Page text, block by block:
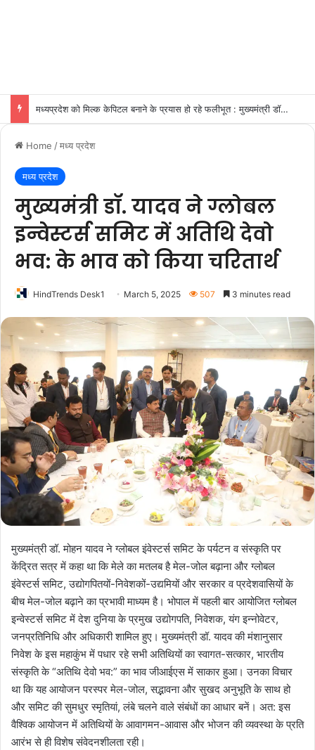
मध्यप्रदेश को मिल्क केपिटल बनाने के प्रयास हो रहे फलीभूत : मुख्यमंत्री डॉ. यादव
Home /मध्य प्रदेश
मध्य प्रदेश
मुख्यमंत्री डॉ. यादव ने ग्लोबल
इन्वेस्टर्स समिट में अतिथि देवो
भव: के भाव को किया चरितार्थ
HindTrends Desk1 March 5, 2025 507 3 minutes read
मुख्यमंत्री डॉ. मोहन यादव ने ग्लोबल इंवेस्टर्स समिट के पर्यटन व संस्कृति पर
केंद्रित सत्र में कहा था कि मेले का मतलब है मेल-जोल बढ़ाना और ग्लोबल
इंवेस्टर्स समिट, उद्योगपितयों-निवेशकों-उद्यमियों और सरकार वप्रदेशवासियों के
बीच मेल-जोल बढ़ाने का प्रभावी माध्यम है। भोपाल में पहली बार आयोजित ग्लोबल
इन्वेस्टर्स समिट में देश दुनिया के प्रमुख उद्योगपति, निवेशक, यंग इन्नोवेटर,
जनप्रतिनिधि और अधिकारी शामिल हुए। मुख्यमंत्री डॉ. यादव की मंशानुसार
निवेश के इस महाकुंभ में पधार रहे सभी अतिथियों का स्वागत-सत्कार, भारतीय
संस्कृति के “अतिथि देवो भव:” का भाव जीआईएस में साकार हुआ। उनका विचार
था कि यह आयोजन परस्पर मेल-जोल, सद्भावना और सुखद अनुभूति के साथ हो
और समिट की सुमधुर स्मृतियां, लंबे चलने वाले संबंधों का आधार बनें। अत: इस
वैश्विक आयोजन में अतिथियों के आवागमन-आवास और भोजन की व्यवस्था के प्रति
आरंभ से ही विशेष संवेदनशीलता रही।